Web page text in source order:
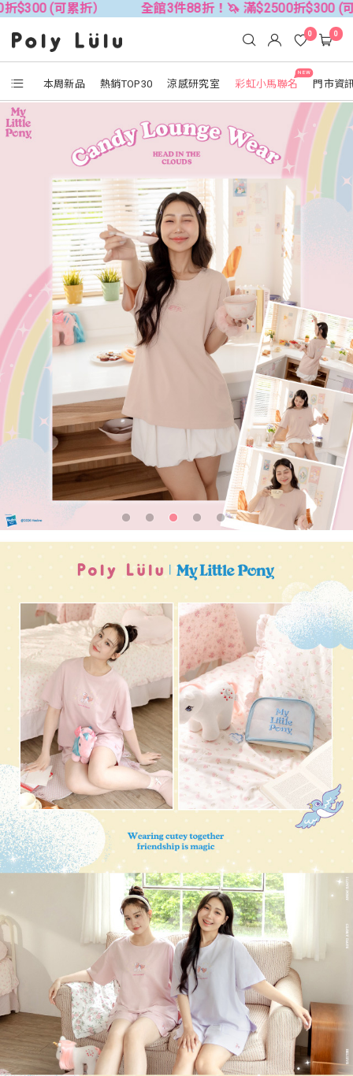
折） 全館3件88折！🦄 滿$2500折$300 (可累折）
本周新品 熱銷TOP30 涼感研究室
NEW
彩虹小馬聯名 門市資
0 0